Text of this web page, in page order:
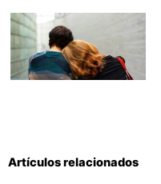
Artículos relacionados